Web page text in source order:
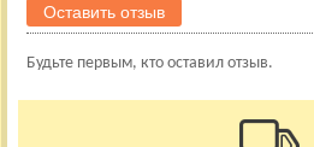
Оставить отзыв
Будьте первым, кто оставил отзыв.